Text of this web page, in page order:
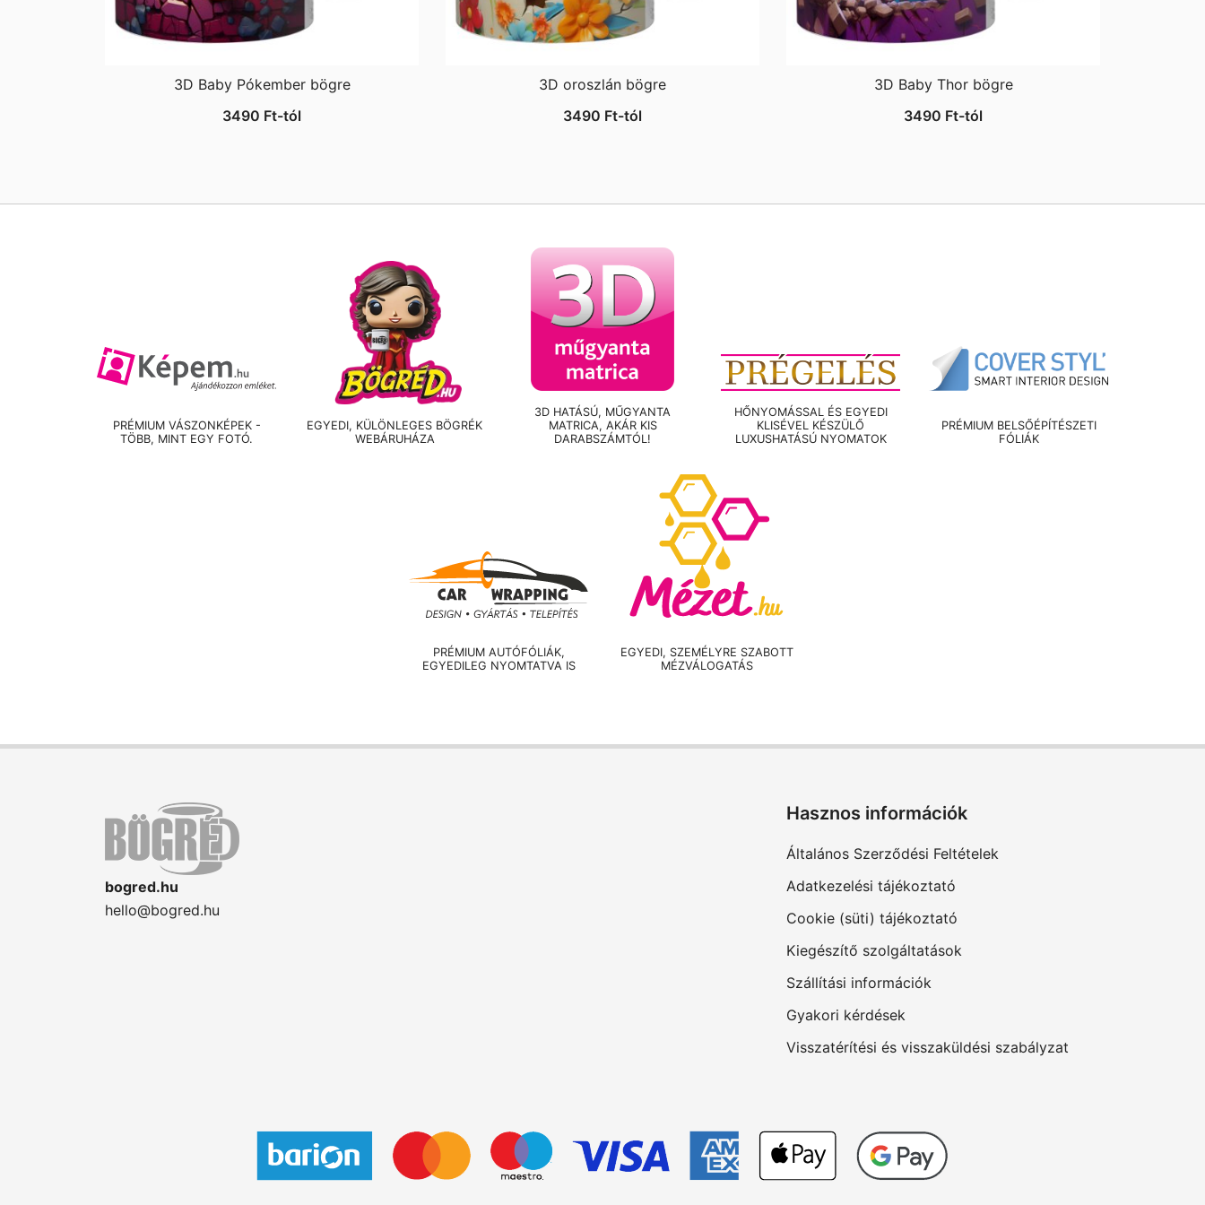
3D Baby Pókember bögre
3490 Ft-tól
3D oroszlán bögre
3490 Ft-tól
3D Baby Thor bögre
3490 Ft-tól
PRÉMIUM VÁSZONKÉPEK -
TÖBB, MINT EGY FOTÓ.
EGYEDI, KÜLÖNLEGES BÖGRÉK
WEBÁRUHÁZA
3D HATÁSÚ, MŰGYANTA
MATRICA, AKÁR KIS
DARABSZÁMTÓL!
HŐNYOMÁSSAL ÉS EGYEDI
KLISÉVEL KÉSZÜLŐ
LUXUSHATÁSÚ NYOMATOK
PRÉMIUM BELSŐÉPÍTÉSZETI
FÓLIÁK
PRÉMIUM AUTÓFÓLIÁK,
EGYEDILEG NYOMTATVA IS
EGYEDI, SZEMÉLYRE SZABOTT
MÉZVÁLOGATÁS
bogred.hu
hello@bogred.hu
Hasznos információk
Általános Szerződési Feltételek
Adatkezelési tájékoztató
Cookie (süti) tájékoztató
Kiegészítő szolgáltatások
Szállítási információk
Gyakori kérdések
Visszatérítési és visszaküldési szabályzat